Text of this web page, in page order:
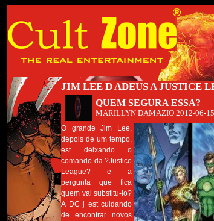
JIM LEE D ADEUS A JUSTICE
QUEM SEGURA ESSA?
MARILLYN DAMAZIO 2012-06-15
O grande Jim Lee,
depois de um tempo,
est deixando o
comando da ?Justice
League? e a
pergunta que fica
quem vai substitu-lo?
A DC j est cuidando
de encontrar novos